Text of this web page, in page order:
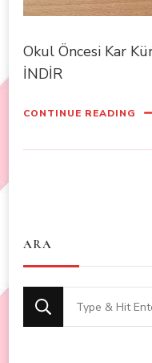
Okul Öncesi Kar
İNDİR
CONTINUE READING
ARA
Looking
for